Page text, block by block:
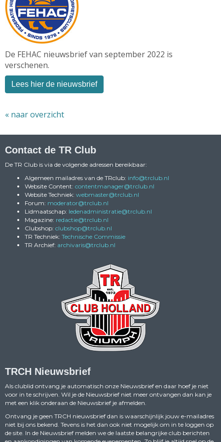
De FEHAC nieuwsbrief van september 2022 is
verschenen.
Lees hier de nieuwsbrief
« naar overzicht
Contact de TR Club
De TR Club is via de volgende adressen bereikbaar:
Algemeen mailadres van de TRclub: ofni@trclub.nl
Website Content: reganamtnetnoc@trclub.nl
Website Techniek: retsambew@trclub.nl
Forum: rotaredom@trclub.nl
Lidmaatschap: eitartsinimdanedel@trclub.nl
Magazine: eitcader@trclub.nl
Clubshop: pohsbulc@trclub.nl
TR Techniek: Technische Commissie
TR Archief: siravihcra@trclub.nl
TRCH Nieuwsbrief
Als clublid ontvang je automatisch onze Nieuwsbrief en daar hoef je niet
voor in te schrijven. Wil je de Nieuwsbrief niet meer ontvangen dan kan je
met een klik onderaan de Nieuwsbrief je afmelden.
Ontvang je geen TRCH nieuwsbrief dan is waarschijnlijk jouw e-mailadres
niet bij ons bekend. Tevens is het dan ook niet mogelijk om in te loggen op
de site. In de Nieuwsbrief melden we de laatste belangrijke club berichten